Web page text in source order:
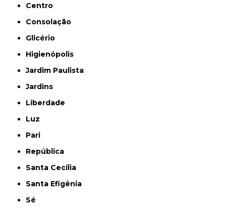
Centro
Consolação
Glicério
Higienópolis
Jardim Paulista
Jardins
Liberdade
Luz
Pari
República
Santa Cecília
Santa Efigênia
Sé